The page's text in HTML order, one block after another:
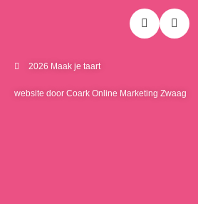
2026 Maak je taart
website door Coark Online Marketing Zwaag